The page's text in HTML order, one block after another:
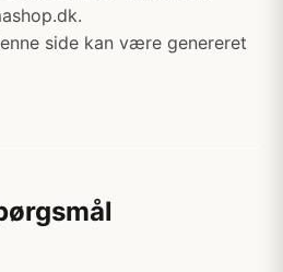
side kan være genereret